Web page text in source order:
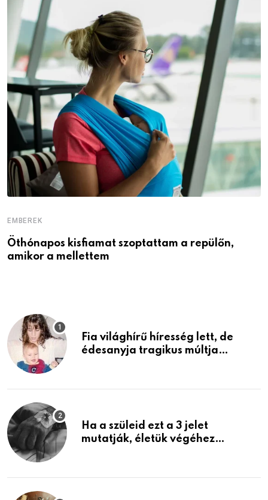
EMBEREK
Öthónapos kisfiamat szoptattam a repülőn,
amikor a mellettem
Fia világhírű híresség lett, de
édesanyja tragikus múltja
Ha a szüleid ezt a 3 jelet
mutatják, életük végéhez